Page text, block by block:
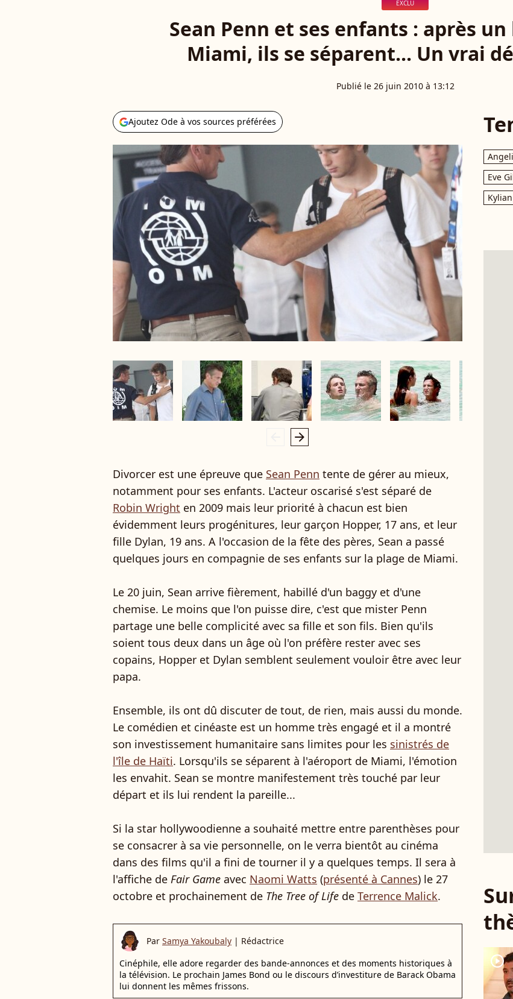
EXCLU
Sean Penn et ses enfants : après
Miami, ils se séparent... Un vrai
Publié le 26 juin 2010 à 13:12
Ajoutez Ode à vos sources préférées
arrow_right
Divorcer est une épreuve que Sean Penn tente de gérer au mieux,
notamment pour ses enfants. L'acteur oscarisé s'est séparé de
Robin Wright en 2009 mais leur priorité à chacun est bien
évidemment leurs progénitures, leur garçon Hopper, 17 ans, et leur
fille Dylan, 19 ans. A l'occasion de la fête des pères, Sean a passé
quelques jours en compagnie de ses enfants sur la plage de Miami.
Le 20 juin, Sean arrive fièrement, habillé d'un baggy et d'une
chemise. Le moins que l'on puisse dire, c'est que mister Penn
partage une belle complicité avec sa fille et son fils. Bien qu'ils
soient tous deux dans un âge où l'on préfère rester avec ses
copains, Hopper et Dylan semblent seulement vouloir être avec leur
papa.
Ensemble, ils ont dû discuter de tout, de rien, mais aussi du monde.
Le comédien et cinéaste est un homme très engagé et il a montré
son investissement humanitaire sans limites pour les sinistrés de
l'île de Haïti. Lorsqu'ils se séparent à l'aéroport de Miami, l'émotion
les envahit. Sean se montre manifestement très touché par leur
départ et ils lui rendent la pareille...
Si la star hollywoodienne a souhaité mettre entre parenthèses pour
se consacrer à sa vie personnelle, on le verra bientôt au cinéma
dans des films qu'il a fini de tourner il y a quelques temps. Il sera à
l'affiche de Fair Game avec Naomi Watts (présenté à Cannes) le 27
octobre et prochainement de The Tree of Life de Terrence Malick.
Par Samya Yakoubaly | Rédactrice
Cinéphile, elle adore regarder des bande-annonces et des moments historiques à
la télévision. Le prochain James Bond ou le discours d’investiture de Barack Obama
lui donnent les mêmes frissons.
Eve
player2